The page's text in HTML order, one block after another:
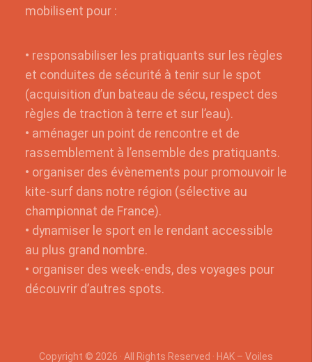
mobilisent pour :
• responsabiliser les pratiquants sur les règles
et conduites de sécurité à tenir sur le spot
(acquisition d’un bateau de sécu, respect des
règles de traction à terre et sur l’eau).
• aménager un point de rencontre et de
rassemblement à l’ensemble des pratiquants.
• organiser des évènements pour promouvoir le
kite-surf dans notre région (sélective au
championnat de France).
• dynamiser le sport en le rendant accessible
au plus grand nombre.
• organiser des week-ends, des voyages pour
découvrir d’autres spots.
Copyright © 2026 · All Rights Reserved · HAK – Voiles